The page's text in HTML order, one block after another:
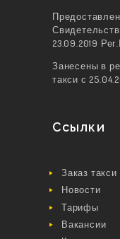
23.09.2019
Занесены в
такси с
Ссылки
Заказ такси
Новости
Тарифы
Вакансии